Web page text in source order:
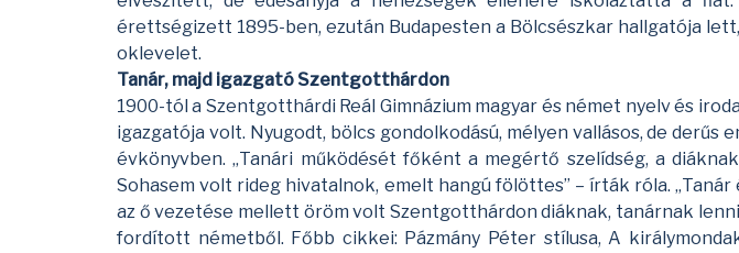
érettségizett 1895-ben, ezután Budapesten a Bölcsészkar hallgatója
oklevelet.
Tanár, majd igazgató Szentgotthárdon
1900-tól a Szentgotthárdi Reál Gimnázium magyar és német nyelv és
igazgatója volt. Nyugodt, bölcs gondolkodású, mélyen vallásos, de derűs
évkönyvben. „Tanári működését főként a megértő szelídség, a
Sohasem volt rideg hivatalnok, emelt hangú fölöttes” – írták róla.
az ő vezetése mellett öröm volt Szentgotthárdon diáknak, tanárnak
fordított németből. Főbb cikkei: Pázmány Péter stílusa, A